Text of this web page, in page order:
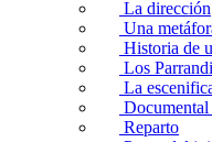
La dirección
Una
Historia de
Los
La
Reparto